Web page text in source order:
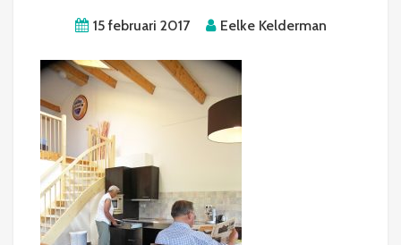
15 februari 2017 Eelke Kelderman